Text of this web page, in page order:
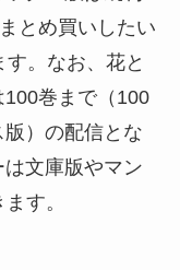
とめ買いしたい
。なお、花と
巻まで（100
）の配信とな
文庫版やマン
す。